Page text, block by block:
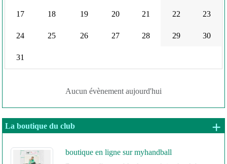
17 18 19 20 21 22 23
24 25 26 27 28 29 30
31
Aucun évènement aujourd'hui
La boutique du club
boutique en ligne sur myhandball
+